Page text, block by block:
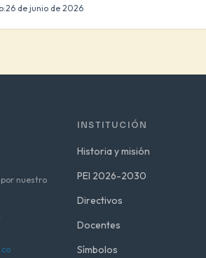
26 de junio de 2026
por nuestro
INSTITUCIÓN
Historia y misión
PEI 2026-2030
Directivos
Docentes
Símbolos